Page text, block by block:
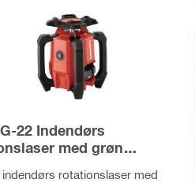
22 Indendørs
med grøn
rotationslaser med